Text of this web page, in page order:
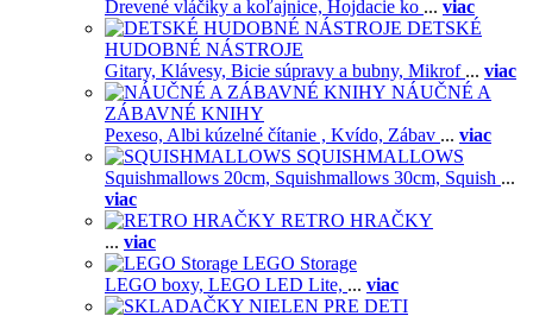
Drevené vláčiky a koľajnice, Hojdacie ko ... viac
DETSKÉ
HUDOBNÉ NÁSTROJE
Gitary, Klávesy, Bicie súpravy a bubny, Mikrof ... viac
NÁUČNÉ A
ZÁBAVNÉ KNIHY
Pexeso, Albi kúzelné čítanie , Kvído, Zábav ... viac
SQUISHMALLOWS
Squishmallows 20cm, Squishmallows 30cm, Squish ...
viac
RETRO HRAČKY
... viac
LEGO Storage
LEGO boxy, LEGO LED Lite, ... viac